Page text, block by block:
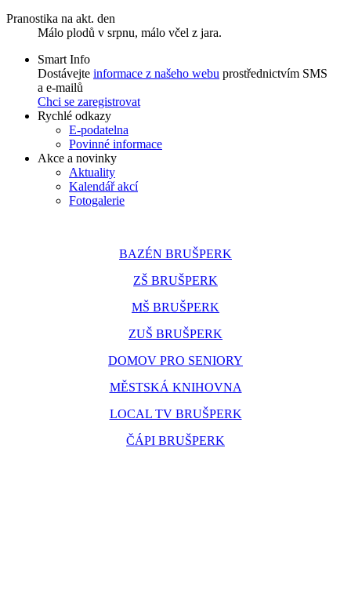
Pranostika na akt. den
Málo plodů v srpnu, málo včel z jara.
Smart Info
Dostávejte informace z našeho webu prostřednictvím SMS
a e-mailů
Chci se zaregistrovat
Rychlé odkazy
E-podatelna
Povinné informace
Akce a novinky
Aktuality
Kalendář akcí
Fotogalerie
BAZÉN BRUŠPERK
ZŠ BRUŠPERK
MŠ BRUŠPERK
ZUŠ BRUŠPERK
DOMOV PRO SENIORY
MĚSTSKÁ KNIHOVNA
LOCAL TV BRUŠPERK
ČÁPI BRUŠPERK